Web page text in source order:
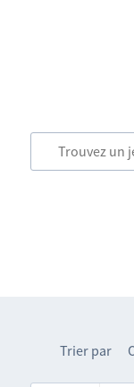
Trier par